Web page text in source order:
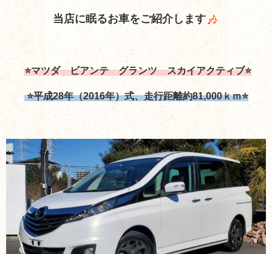
当店に眠るお車をご紹介します
⭐マツダ ビアンテ グランツ スカイアクティブ⭐
⭐平成28年（2016年）式、走行距離約81,000ｋｍ⭐